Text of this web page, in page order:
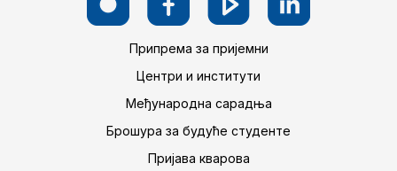
Припрема за пријемни
Центри и институти
Међународна сарадња
Брошура за будуће студенте
Пријава кварова